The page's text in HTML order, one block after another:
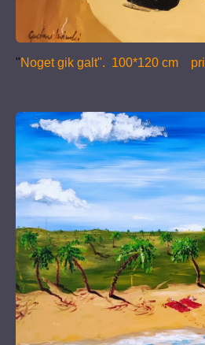
"Noget gik galt". 100*120 cm